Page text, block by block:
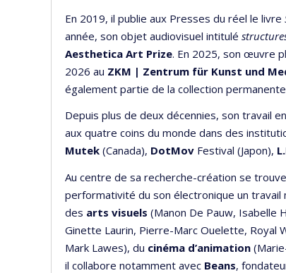
En 2019, il publie aux Presses du réel le livre
année, son objet audiovisuel intitulé
Aesthetica Art Prize. En 2025, son œuvre
2026 au ZKM | Zentrum für Kunst und
également partie de la collection
Depuis plus de deux décennies, son travail
aux quatre coins du monde dans des
Mutek (Canada), DotMov Festival (Japon),
Au centre de sa recherche-création se
performativité du son électronique un travail
des arts visuels (Manon De Pauw, Isabelle
Ginette Laurin, Pierre-Marc Ouelette, Royal
Mark Lawes), du cinéma d’animation
il collabore notamment avec Beans,